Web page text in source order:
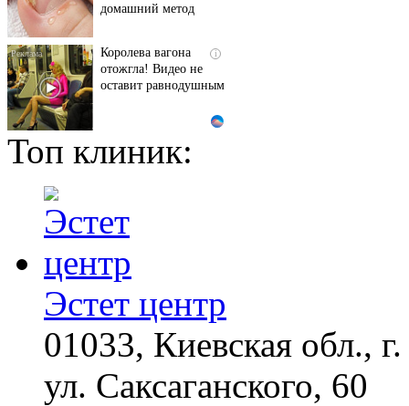
домашний метод
i
Королева вагона
отожгла! Видео не
оставит равнодушным
За 5 дней исчезнет
даже самый
Этот трюк уничтожает
Ржу не переставая, это
видео пересмотришь
Топ клиник:
Эстет центр
01033, Киевская обл.,
ул. Саксаганского, 60